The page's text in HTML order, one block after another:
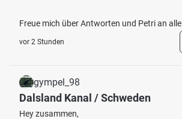
Freue mich über Antworten und Petri an alle
vor 2 Stunden
gympel_98
Dalsland Kanal / Schweden
Hey zusammen,